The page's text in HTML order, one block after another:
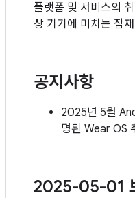
플랫폼 및 서비스의
상 기기에 미치는 잠
공지사항
2025년 5월
명된 Wear OS
2025-05-01